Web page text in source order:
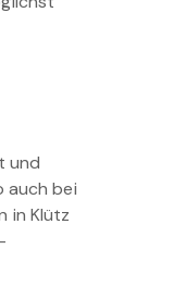
und
auch bei
in Klütz